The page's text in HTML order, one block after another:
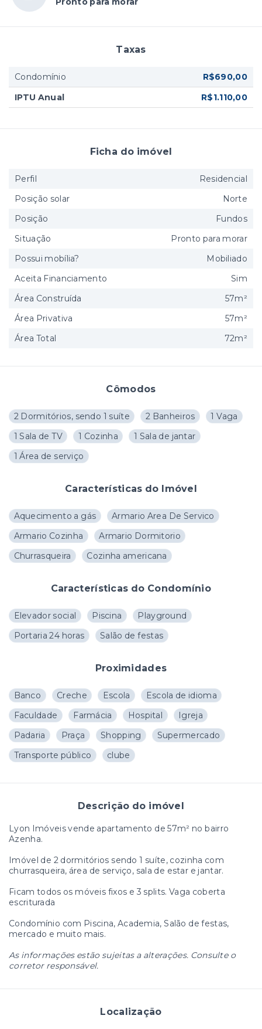
Cômodos
2 Dormitórios, sendo 1 suíte 2 Banheiros
1 Vaga
1 Sala de TV
1 Cozinha
1 Sala de jantar
1 Área de serviço
Características do Imóvel
Aquecimento a gás
Armario Area De Servico
Armario Cozinha
Armario Dormitorio
Churrasqueira
Cozinha americana
Características do Condomínio
Elevador social Piscina
Playground
Portaria 24 horas
Salão de festas
Proximidades
Banco Creche Escola
Escola de idioma
Faculdade
Farmácia Hospital
Igreja
Padaria
Praça Shopping
Supermercado
Transporte público
clube
Descrição do imóvel
Lyon Imóveis vende apartamento de 57m² no bairro
Azenha.
Imóvel de 2 dormitórios sendo 1 suíte, cozinha com
churrasqueira, área de serviço, sala de estar e jantar.
Ficam todos os móveis fixos e 3 splits. Vaga coberta
escriturada
Condomínio com Piscina, Academia, Salão de festas,
mercado e muito mais.
As informações estão sujeitas a alterações. Consulte o
corretor responsável.
Localização
Taxas
Condomínio
R$690,00
IPTU Anual
R$1.110,00
Ficha do imóvel
Perfil
Residencial
Posição solar
Norte
Posição
Fundos
Situação
Pronto para morar
Possui mobília?
Mobiliado
Aceita Financiamento
Sim
Área Construída
57m²
Área Privativa
57m²
Área Total
72m²